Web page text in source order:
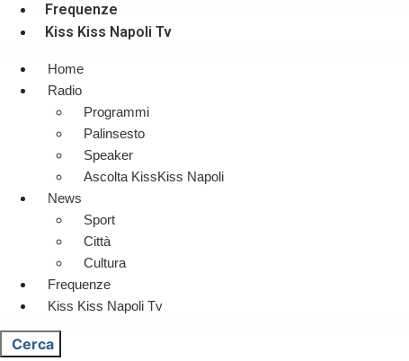
Frequenze
Kiss Kiss Napoli Tv
Home
Radio
Programmi
Palinsesto
Speaker
Ascolta KissKiss Napoli
News
Sport
Città
Cultura
Frequenze
Kiss Kiss Napoli Tv
Cerca